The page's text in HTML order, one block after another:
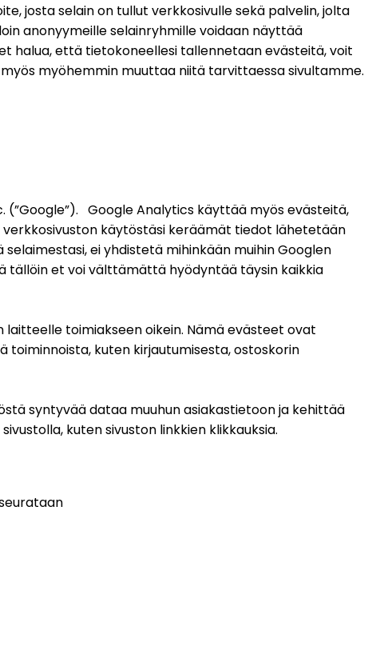
josta selain on tullut verkkosivulle sekä palvelin, jolta
anonyymeille selainryhmille voidaan näyttää
halua, että tietokoneellesi tallennetaan evästeitä, voit
myöhemmin muuttaa niitä tarvittaessa sivultamme.
Google Analytics käyttää myös evästeitä,
verkkosivuston käytöstäsi keräämät tiedot lähetetään
ei yhdistetä mihinkään muihin Googlen
tällöin et voi välttämättä hyödyntää täysin kaikkia
toimiakseen oikein. Nämä evästeet ovat
toiminnoista, kuten kirjautumisesta, ostoskorin
syntyvää dataa muuhun asiakastietoon ja kehittää
kuten sivuston linkkien klikkauksia.